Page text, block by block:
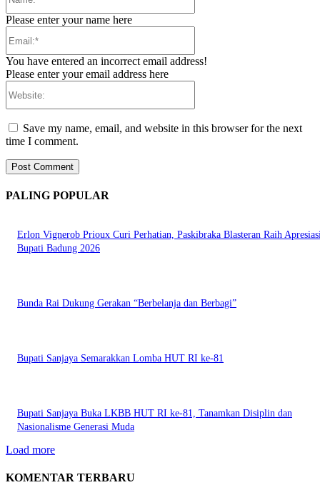
Please enter your name here
You have entered an incorrect email address!
Please enter your email address here
Save my name, email, and website in this browser for the next
time I comment.
PALING POPULAR
Erlon Vignerob Prioux Curi Perhatian, Paskibraka Blasteran Raih
Bupati Badung 2026
Bunda Rai Dukung Gerakan “Berbelanja dan Berbagi”
Bupati Sanjaya Semarakkan Lomba HUT RI ke-81
Bupati Sanjaya Buka LKBB HUT RI ke-81, Tanamkan Disiplin dan
Nasionalisme Generasi Muda
Load more
KOMENTAR TERBARU